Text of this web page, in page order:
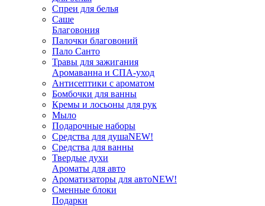
Спреи для белья
Саше
Благовония
Палочки благовоний
Пало Санто
Травы для зажигания
Аромаванна и СПА-уход
Антисептики с ароматом
Бомбочки для ванны
Кремы и лосьоны для рук
Мыло
Подарочные наборы
Средства для душаNEW!
Средства для ванны
Твердые духи
Ароматы для авто
Ароматизаторы для автоNEW!
Сменные блоки
Подарки